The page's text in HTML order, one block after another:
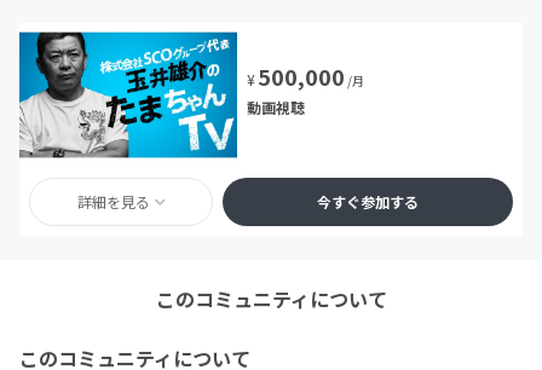
¥500,000 /月
動画視聴
詳細を見る 今すぐ参加する
このコミュニティについて
このコミュニティについて